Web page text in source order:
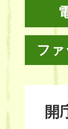
ファ
開